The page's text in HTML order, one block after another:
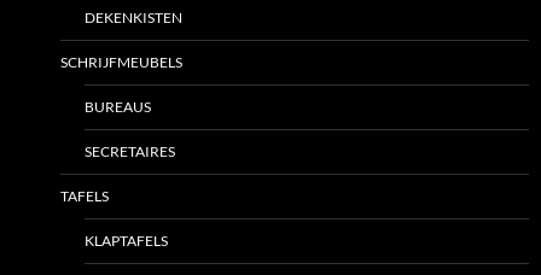
DEKENKISTEN
SCHRIJFMEUBELS
BUREAUS
SECRETAIRES
TAFELS
KLAPTAFELS